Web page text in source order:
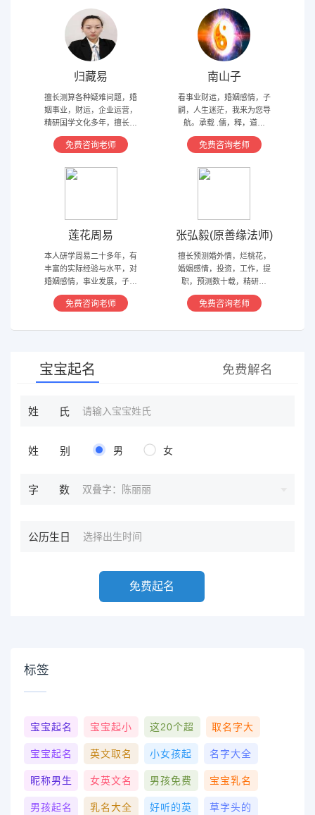
归藏易
擅长测算各种疑难问题，婚
姻事业，财运，企业运营，
精研国学文化多年，擅长归
藏易，盲派占卜，太乙，河
洛卦，紫薇，奇门遁甲等多
免费咨询老师
南山子
看事业财运，婚姻感情，子
嗣，人生迷茫，我来为您导
航。承载 .儒，释，道文
化，研究易经多年，精通八
字，六爻，奇门遁甲。
免费咨询老师
莲花周易
本人研学周易二十多年，有
丰富的实际经验与水平，对
婚姻感情，事业发展，子嗣
香火等方面指引慈航 ，现
在预测指导擅长紫微星斗，
导方案，欢迎有缘人。
免费咨询老师
张弘毅(原善缘法师)
擅长预测婚外情，烂桃花，
婚姻感情，投资，工作，提
职，预测数十载，精研国
学，擅长铁板、太乙，一掌
经，八宫连山易，盲派八字
免费咨询老师
宝宝起名 免费解名
姓氏
姓别 男 女
字数 双叠字：陈丽丽
公历生日
免费起名
标签
宝宝起名 宝宝起小 这20个超 取名字大
宝宝起名 英文取名 小女孩起 名字大全
昵称男生 女英文名 男孩免费 宝宝乳名
男孩起名 乳名大全 好听的英 草字头的